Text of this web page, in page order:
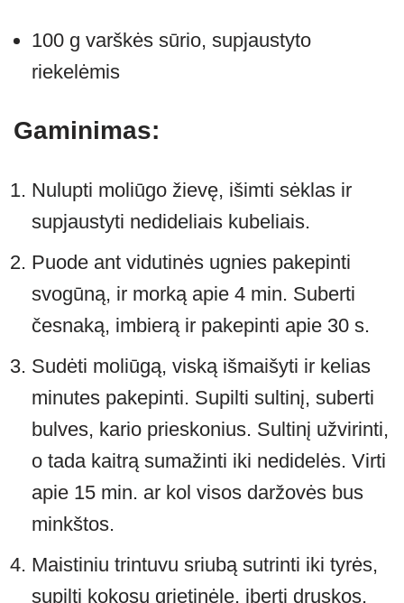
100 g varškės sūrio, supjaustyto
riekelėmis
Gaminimas:
Nulupti moliūgo žievę, išimti sėklas ir
supjaustyti nedideliais kubeliais.
Puode ant vidutinės ugnies pakepinti
svogūną, ir morką apie 4 min. Suberti
česnaką, imbierą ir pakepinti apie 30 s.
Sudėti moliūgą, viską išmaišyti ir kelias
minutes pakepinti. Supilti sultinį, suberti
bulves, kario prieskonius. Sultinį užvirinti,
o tada kaitrą sumažinti iki nedidelės. Virti
apie 15 min. ar kol visos daržovės bus
minkštos.
Maistiniu trintuvu sriubą sutrinti iki tyrės,
supilti kokosų grietinėlę, įberti druskos,